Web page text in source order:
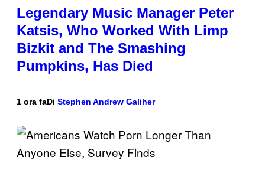
Legendary Music Manager Peter
Katsis, Who Worked With Limp
Bizkit and The Smashing
Pumpkins, Has Died
1 ora faDi Stephen Andrew Galiher